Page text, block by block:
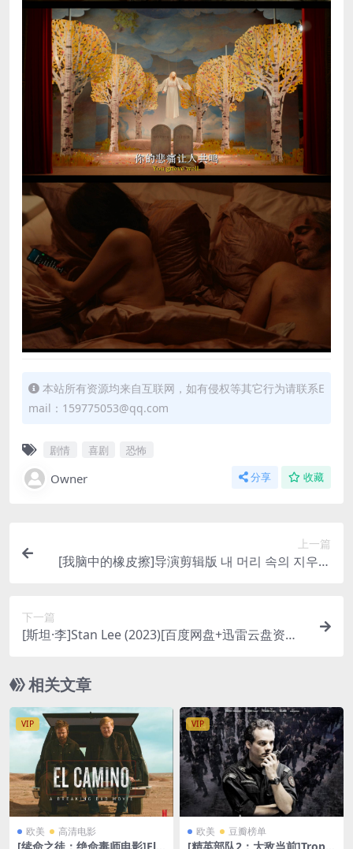
本站所有资源均来自互联网，如有侵权等其它行为请联系E
mail：159775053@qq.com
剧情 喜剧 恐怖
Owner 分享 收藏
上一篇
[我脑中的橡皮擦]导演剪辑版 내 머리 속의 지우개
下一篇
[斯坦·李]Stan Lee (2023)[百度网盘+迅雷云盘资源1
相关文章
VIP
欧美 高清电影
VIP
欧美 豆瓣榜单